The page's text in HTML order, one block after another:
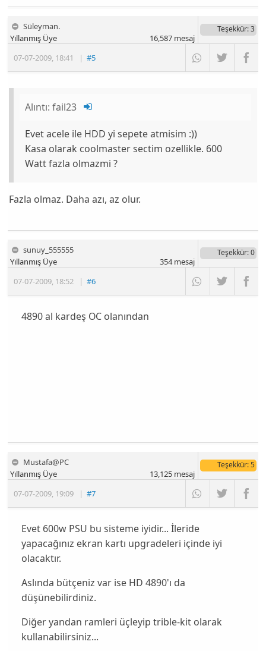
Süleyman.
07-07-2009, 18:41 |#5
Yıllanmış Üye
Teşekkür: 3
16,587mesaj
Alıntı:fail23
Evet acele ile HDD yi sepete atmisim :))
Kasa olarak coolmaster sectim ozellikle. 600
Watt fazla olmazmi ?
Fazla olmaz. Daha azı, az olur.
sunuy_555555
07-07-2009, 18:52 |#6
Yıllanmış Üye
Teşekkür: 0
354mesaj
4890 al kardeş OC olanından
Mustafa@PC
07-07-2009, 19:09 |#7
Yıllanmış Üye
Teşekkür: 5
13,125mesaj
Evet 600w PSU bu sisteme iyidir... İleride
yapacağınız ekran kartı upgradeleri içinde iyi
olacaktır.
Aslında bütçeniz var ise HD 4890'ı da
düşünebilirdiniz.
Diğer yandan ramleri üçleyip trible-kit olarak
kullanabilirsiniz...